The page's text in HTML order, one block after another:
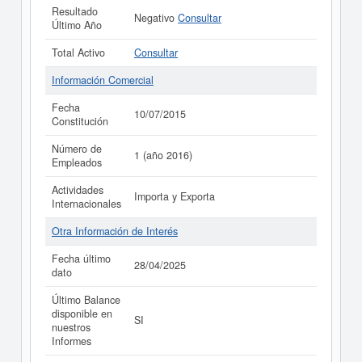
Resultado
Último Año
Negativo Consultar
Total Activo
Consultar
Información Comercial
Fecha
Constitución
10/07/2015
Número de
Empleados
1 (año 2016)
Actividades
Internacionales
Importa y Exporta
Otra Información de Interés
Fecha último
dato
28/04/2025
Último Balance
disponible en
nuestros
Informes
SI